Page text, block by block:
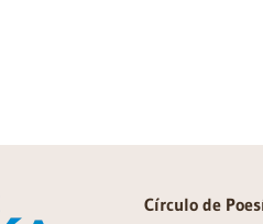
Círculo de